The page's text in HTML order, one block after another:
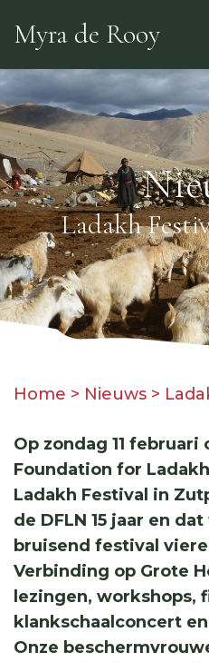
to
content
Myra de Rooy
Ladakh
Home > Nieuws >
Op zondag 11
Foundation for
Ladakh Festival in
de DFLN 15 jaar en
bruisend festival
Verbinding op Grote
lezingen, workshops,
klankschaalconcert
Onze